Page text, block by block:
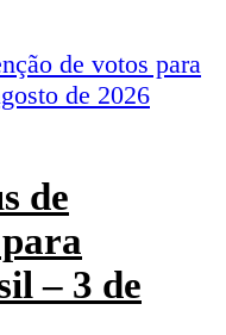
de
– 3 de